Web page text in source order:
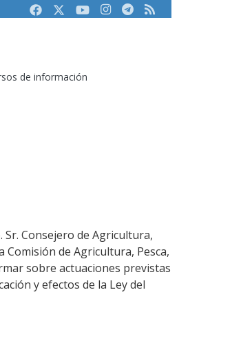
FacebookTwitterYoutubeInstagram
Telegram
RSS
de información
Sr. Consejero de Agricultura,
Comisión de Agricultura, Pesca,
sobre actuaciones previstas
y efectos de la Ley del